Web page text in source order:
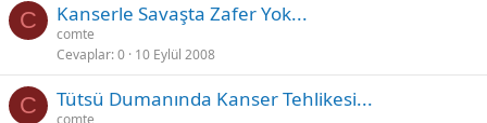
C Kanserle Savaşta Zafer Yok...
comte
Cevaplar 0 10 Eylül 2008
C Tütsü Dumanında Kanser Tehlikesi...